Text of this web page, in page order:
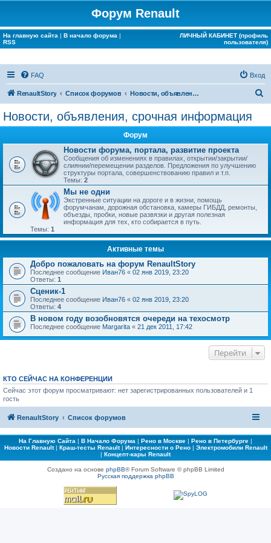
Форум Renault
На главную сайта | В начало форума |
RSS
ЛИЧНЫЙ КАБИНЕТ (профиль
пользователя)
FAQ Вход
RenaultStory Список форумов Новости, объявления, срочная информация
Новости, объявления, срочная информация
Форум
Новости форума, портала, развитие проекта
Сообщения об изменениях в правилах, открытии/закрытии/
слиянии/перемещении разделов. Предложения по улучшению
структуры портала, совершенствованию правил и т.п.
Темы: 2
Мы не одни
Экстренные ситуации на дороге и в жизни, помощь
форумчанам, дорожная обстановка, камеры ГИБДД, ремонты,
объезды, пробки, новые развязки и другая полезная
информация для тех, кто собирается в путь.
Темы: 1
Активные темы
Добро пожаловать на форум RenaultStory
Последнее сообщение Иван76 « 02 янв 2019, 23:20
Ответы: 1
Сценик-1
Последнее сообщение Иван76 « 02 янв 2019, 23:20
Ответы: 4
В новом году возобновятся очереди на техосмотр
Последнее сообщение Margarita « 21 дек 2011, 17:42
Перейти
КТО СЕЙЧАС НА КОНФЕРЕНЦИИ
Сейчас этот форум просматривают: нет зарегистрированных пользователей и 1
гость
RenaultStory Список форумов
На Главную Сайта | В Начало Форума | Рено в Москве | Рено в Петербурге |
Новости Renault| Краш-тесты Renault| Интересности о Рено| Электромобили Renault
| Концепт-кары Renault
Создано на основе phpBB® Forum Software © phpBB Limited
Русская поддержка phpBB